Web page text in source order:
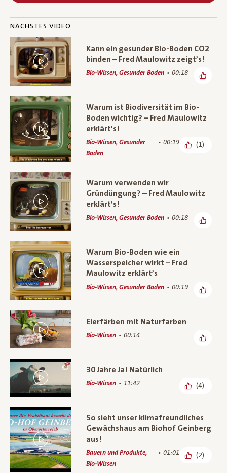
NÄCHSTES VIDEO
Kann ein gesunder Bio-Boden CO2
binden – Fred Maulowitz zeigt’s!
Bio-Wissen, Gesunder Boden 00:18
Warum ist Biodiversität im Bio-
Boden wichtig? – Fred Maulowitz
erklärt’s!
Bio-Wissen, Gesunder
Boden
00:19 (1)
Warum verwenden wir
Gründüngung? – Fred Maulowitz
erklärt’s!
Bio-Wissen, Gesunder Boden 00:18
Warum Bio-Boden wie ein
Wasserspeicher wirkt – Fred
Maulowitz erklärt’s
Bio-Wissen, Gesunder Boden 00:19
Eierfärben mit Naturfarben
Bio-Wissen 00:14
30 Jahre Ja! Natürlich
Bio-Wissen 11:42 (4)
So sieht unser klimafreundliches
Gewächshaus am Biohof Geinberg
aus!
Bauern und Produkte,
Bio-Wissen
01:01 (2)